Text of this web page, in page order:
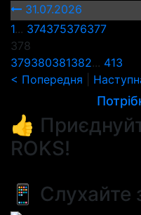
31.07.2026
1... 374375376377
378
379380381382... 413
< Попередня
👍
ROKS!
📱 Слухайте